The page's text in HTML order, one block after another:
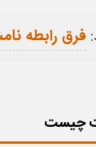
فرق رابطه
چیست